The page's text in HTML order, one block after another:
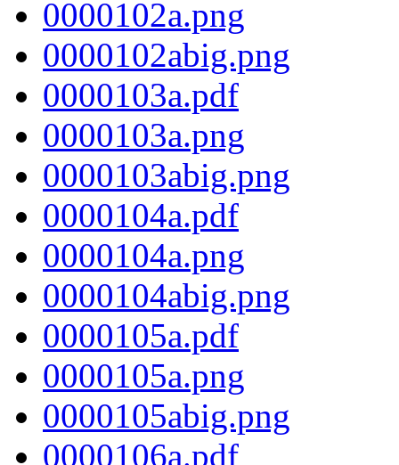
0000102a.png
0000102abig.png
0000103a.pdf
0000103a.png
0000103abig.png
0000104a.pdf
0000104a.png
0000104abig.png
0000105a.pdf
0000105a.png
0000105abig.png
0000106a.pdf